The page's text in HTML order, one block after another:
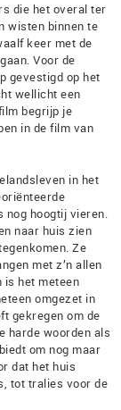
die het overal ter
wisten binnen te
keer met de
Voor de
gevestigd op het
wellicht een
begrijp je
in de film van
in het
nog hoogtij vieren.
naar huis zien
Ze
met z’n allen
is het meteen
omgezet in
gekregen om de
harde woorden als
om nog maar
dat het huis
tot tralies voor de